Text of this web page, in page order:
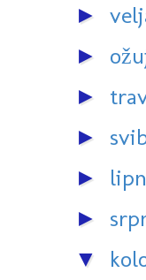
►
►
►
►
►
►
▼